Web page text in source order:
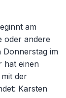
am
oder andere
Donnerstag im
hat einen
der
Karsten